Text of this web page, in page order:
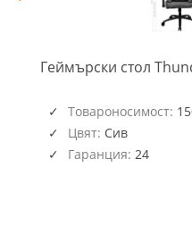
Геймърски стол
Товароносимост:
Цвят: Сив
Гаранция: 24